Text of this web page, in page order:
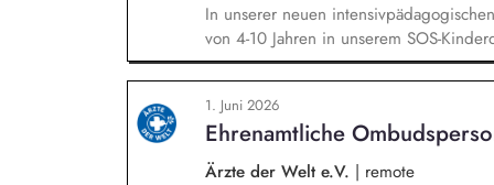
In unserer neuen
von 4-10 Jahren in unserem SOS-
gemeinsamer Teamarbeit gestalten
der Kinder mit allem, was ein
stabile und verlässliche Bezugsperson.
Hilfe- und Erziehungsplanung mit. Sie
an und begleiten die jungen Menschen
1. Juni 2026
Ehrenamtliche
Ärzte der Welt e.V. | remote